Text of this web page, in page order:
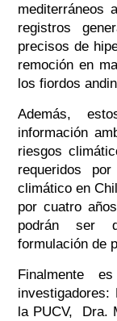
mediterráneos
registros
precisos de
remoción en
los fiordos
Además,
información
riesgos
requeridos
climático en
por cuatro
podrán ser
formulación de
Finalmente
investigadores:
la PUCV, Dra.